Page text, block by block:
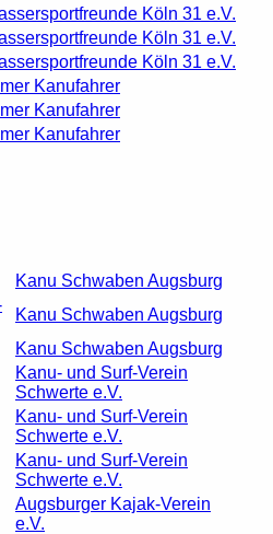
Köln 31 e.V.
Köln 31 e.V.
Köln 31 e.V.
Kanufahrer
Kanufahrer
Kanufahrer
Kanu Schwaben Augsburg
Kanu Schwaben Augsburg
Kanu Schwaben Augsburg
Kanu- und Surf-Verein
Schwerte e.V.
Kanu- und Surf-Verein
Schwerte e.V.
Kanu- und Surf-Verein
Schwerte e.V.
Augsburger Kajak-Verein
e.V.